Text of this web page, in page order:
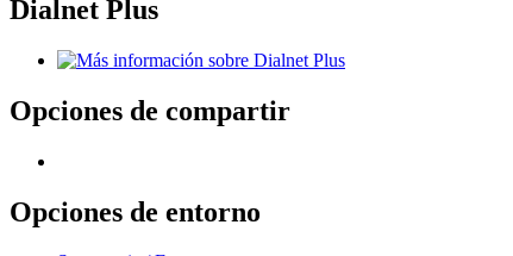
Dialnet Plus
Opciones de compartir
Opciones de entorno